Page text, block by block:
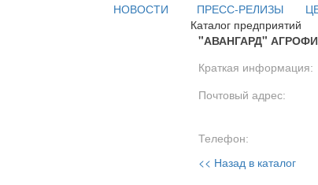
НОВОСТИ ПРЕСС-РЕЛИЗЫ
Каталог предприятий
"АВАНГАРД"
Краткая информация:
Почтовый адрес:
Телефон:
<< Назад в каталог